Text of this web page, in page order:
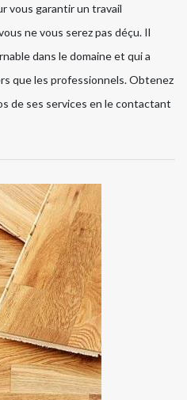
vous garantir un travail
ne vous serez pas déçu. Il
dans le domaine et qui a
que les professionnels. Obtenez
de ses services en le contactant